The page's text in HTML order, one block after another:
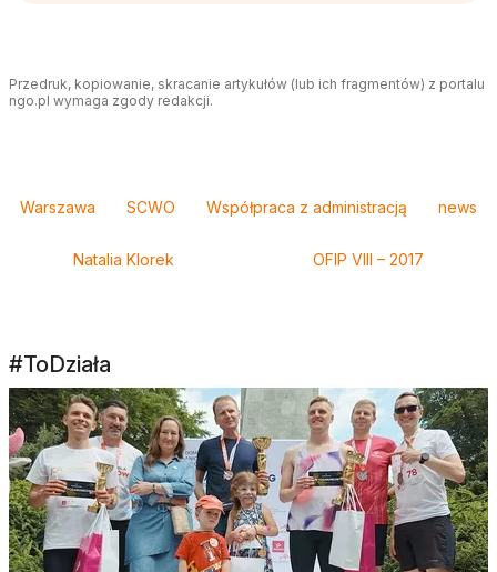
Przedruk, kopiowanie, skracanie artykułów (lub ich fragmentów) z portalu
ngo.pl wymaga zgody redakcji.
Warszawa SCWO Współpraca z administracją news
Natalia Klorek OFIP VIII – 2017
#ToDziała